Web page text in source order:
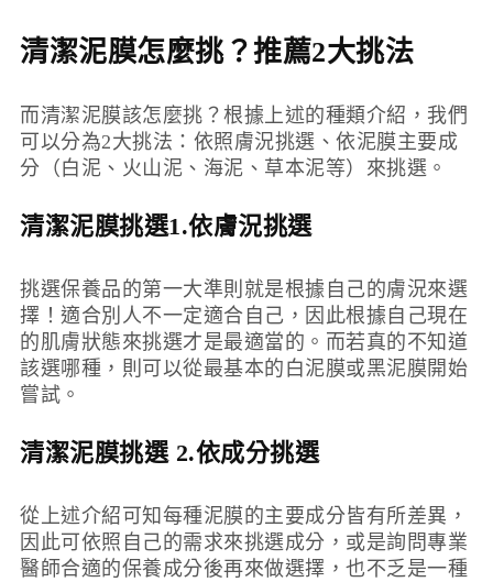
清潔泥膜怎麼挑？推薦2大挑法
而清潔泥膜該怎麼挑？根據上述的種類介紹，我們
可以分為2大挑法：依照膚況挑選、依泥膜主要成
分（白泥、火山泥、海泥、草本泥等）來挑選。
清潔泥膜挑選1.依膚況挑選
挑選保養品的第一大準則就是根據自己的膚況來選
擇！適合別人不一定適合自己，因此根據自己現在
的肌膚狀態來挑選才是最適當的。而若真的不知道
該選哪種，則可以從最基本的白泥膜或黑泥膜開始
嘗試。
清潔泥膜挑選 2.依成分挑選
從上述介紹可知每種泥膜的主要成分皆有所差異，
因此可依照自己的需求來挑選成分，或是詢問專業
醫師合適的保養成分後再來做選擇，也不乏是一種